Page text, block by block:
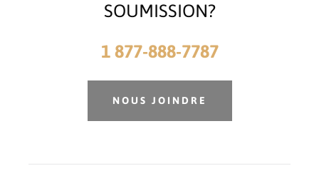
SOUMISSION?
1 877-888-7787
NOUS JOINDRE